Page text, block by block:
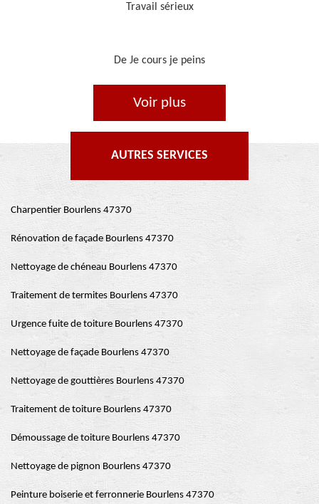
Je recommande, top !!
De Ornella
Voir plus
AUTRES SERVICES
Charpentier Bourlens 47370
Rénovation de façade Bourlens 47370
Nettoyage de chéneau Bourlens 47370
Traitement de termites Bourlens 47370
Urgence fuite de toiture Bourlens 47370
Nettoyage de façade Bourlens 47370
Nettoyage de gouttières Bourlens 47370
Traitement de toiture Bourlens 47370
Démoussage de toiture Bourlens 47370
Nettoyage de pignon Bourlens 47370
Peinture boiserie et ferronnerie Bourlens 47370